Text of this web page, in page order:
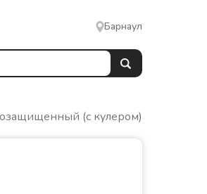
Барнаул
(с кулером)